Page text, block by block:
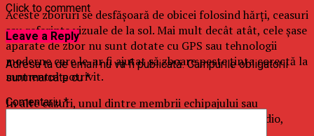
Aceste zboruri se desfăşoară de obicei folosind hărţi, ceasuri
sau referinţe vizuale de la sol. Mai mult decât atât, cele şase
aparate de zbor nu sunt dotate cu GPS sau tehnologii
moderne care le-ar fi ajutat să zboare peste ţinta corectă la
momentul potrivit.
In alte cazuri, unul dintre membrii echipajului sau
comandantul se află la sol şi ghidează piloţii prin radio,
Click to comment
Leave a Reply
Adresa ta de email nu va fi publicată. Câmpurile obligatorii
sunt marcate cu*
Comentariu*